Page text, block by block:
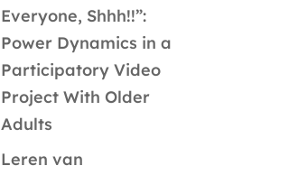
Everyone, Shhh!!”:
Power Dynamics in a
Participatory Video
Project With Older
Adults
Leren van